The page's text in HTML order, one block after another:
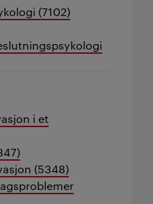
(7102)
i et
(5348)